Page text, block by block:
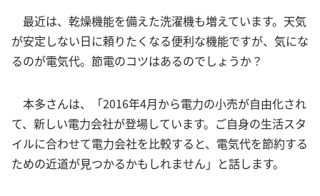
最近は、乾燥機能を備えた洗濯機も増えています。天気
が安定しない日に頼りたくなる便利な機能ですが、気にな
るのが電気代。節電のコツはあるのでしょうか？
本多さんは、「2016年4月から電力の小売が自由化され
て、新しい電力会社が登場しています。ご自身の生活スタ
イルに合わせて電力会社を比較すると、電気代を節約する
ための近道が見つかるかもしれません」と話します。